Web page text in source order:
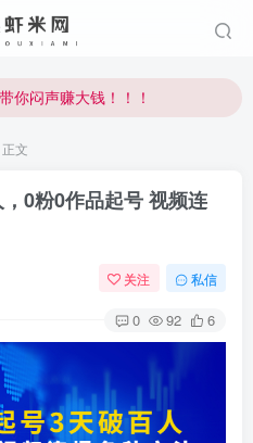
你闷声赚大钱！！！
你闷声赚大钱！！！
正文
0粉0作品起号 视频连
关注 私信
0 92 6